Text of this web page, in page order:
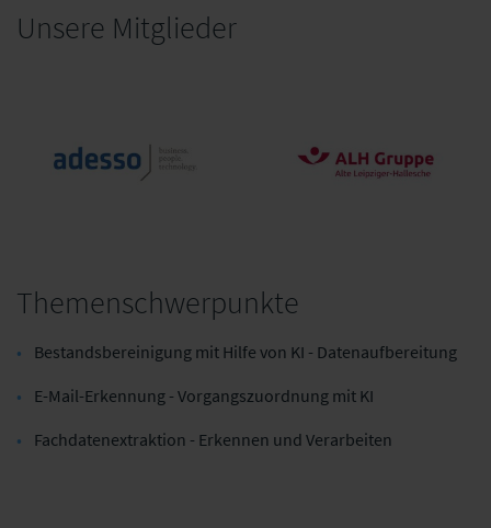
Unsere Mitglieder
Gruppe)
Themenschwerpunkte
Bestandsbereinigung mit Hilfe von KI - Datenaufbereitung
E-Mail-Erkennung - Vorgangszuordnung mit KI
Fachdatenextraktion - Erkennen und Verarbeiten